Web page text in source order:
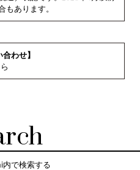
もあります。
合わせ】
で検索する